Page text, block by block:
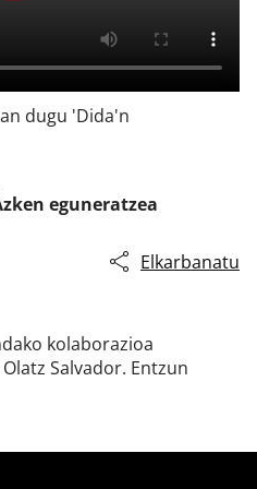
dugu 'Dida'n
eguneratzea
Elkarbanatu
kolaborazioa
Salvador. Entzun